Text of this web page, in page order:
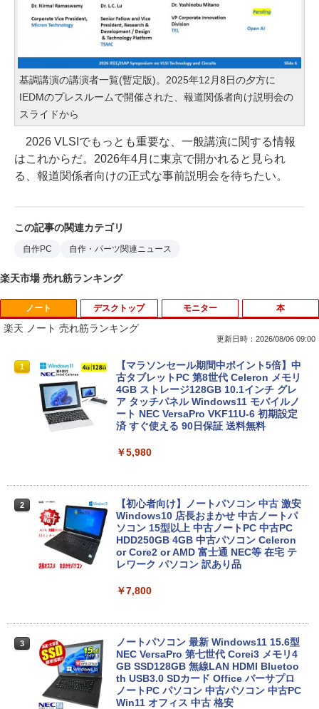
基調講演の講演者一覧(暫定版)。2025年12月8日の夕方に
IEDMのプレスルームで開催された、報道関係者向け説明会の
スライドから
2026 VLSIでもっとも重要な、一般講演に関する情報
はこれからだ。2026年4月に東京で開かれると見られ
る、報道関係者向けの正式な事前説明会を待ちたい。
この記事の関連カテゴリ
自作PC 自作・パーツ関連ニュース
楽天市場 売れ筋ランキング
ノート
楽天 ノート 売れ筋ランキング
更新日時：2026/08/06 09:00
1
【マラソンセール期間中ポイント5倍】中
古タブレットPC 第8世代 Celeron メモリ
4GB ストレージ128GB 10.1インチ グレ
ア タッチパネル Windows11 モバイルノ
ート NEC VersaPro VKF11U-6 初期設定
済 すぐ使える 90日保証 送料無料
￥5,980
2
【初心者向け】ノートパソコン 中古 激安
Windows10 店長おまかせ 中古ノートパ
ソコン 15型以上 中古ノートPC 中古PC
HDD250GB 4GB 中古パソコン Celeron
or Core2 or AMD 富士通 NEC等 在宅 テ
レワーク パソコン 訳あり品
￥7,800
3
ノートパソコン 最新 Windows11 15.6型
NEC VersaPro 第七世代 Corei3 メモリ4
GB SSD128GB 無線LAN HDMI Bluetoo
th USB3.0 SDカード Office バーサプロ
ノートPC パソコン 中古パソコン 中古PC
Win11 オフィス 中古 格安
デスクトップ モニター 本